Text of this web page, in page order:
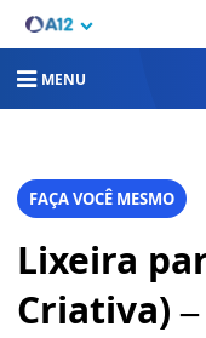
MENU
FAÇA VOCÊ MESMO
Lixeira
Criativa) –